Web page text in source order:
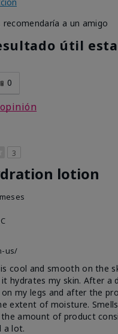
recomendaría a un amigo
útil esta
0
3
lotion
us/
cool and smooth on the
hydrates my skin. After a
my legs and after the
extent of moisture.
amount of product
a lot.